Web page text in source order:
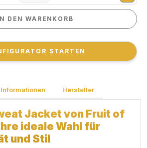
DEN WARENKORB
DEN WARENKORB
STARTEN
STARTEN
Informationen Hersteller
Jacket von Fruit of
ideale Wahl für
und Stil